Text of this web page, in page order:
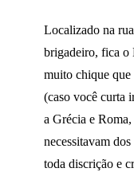
Localizado na
brigadeiro, fica o
muito chique que
(caso você curta
a Grécia e
necessitavam
toda discrição e